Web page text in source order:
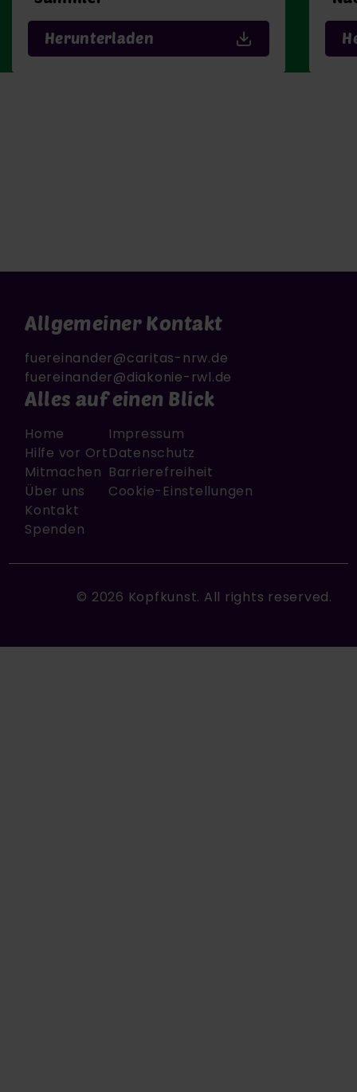
Herunterladen
Allgemeiner Kontakt
fuereinander@caritas-nrw.de
fuereinander@diakonie-rwl.de
Alles auf einen Blick
Fußzeile
Home
Hilfe vor Ort
Mitmachen
Über uns
Kontakt
Spenden
Fußzeile Sekundär
Impressum
Datenschutz
Barrierefreiheit
Cookie-Einstellungen
© 2026 Kopfkunst. All rights reserved.